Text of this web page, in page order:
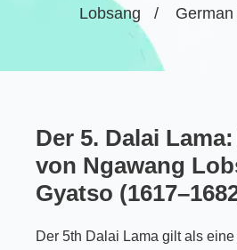
Lobsang
Der 5. Dalai
von Ngawang
Gyatso
Der 5th Dalai Lama gilt als